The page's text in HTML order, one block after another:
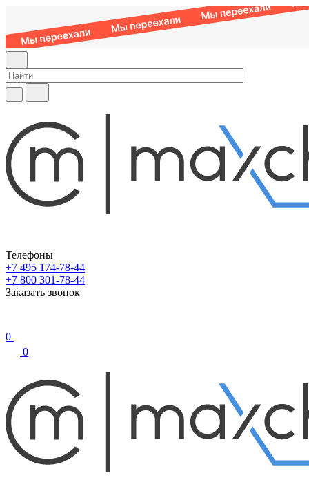
Телефоны
+7 495 174-78-44
+7 800 301-78-44
Заказать звонок
0
0